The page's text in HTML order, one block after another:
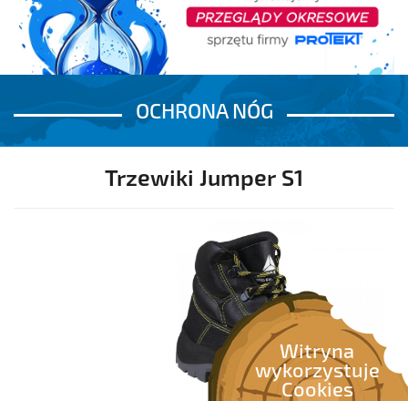
Witryna
wykorzystuje
Cookies
OCHRONA RĄK
OCHRONA CIAŁA
OCHRONA SŁUCHU
OCHRONA OCZU I TWARZY
OCHRONA DRÓG ODDECHOWYCH
OCHRONA NA WYSOKOŚCI
OCHRONA PRZECIWPOŻAROWA
OCHRONA NÓG
Trzewiki Jumper S1